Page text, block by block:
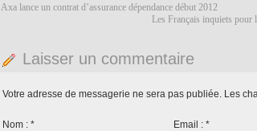
Axa lance un contrat d’assurance dépendance début 2012
Les Français inquiets pour
Laisser un commentaire
Votre adresse de messagerie ne sera pas publiée. Les
Nom : * Email :*